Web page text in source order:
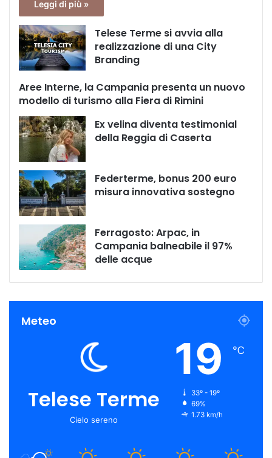
Leggi di più »
Telese Terme si avvia alla
realizzazione di una City
Branding
Aree Interne, la Campania presenta un nuovo
modello di turismo alla Fiera di Rimini
Ex velina diventa testimonial
della Reggia di Caserta
Federterme, bonus 200 euro
misura innovativa sostegno
Ferragosto: Arpac, in
Campania balneabile il 97%
delle acque
Meteo
Telese Terme
Cielo sereno
19 ℃
33º - 19º
69%
1.73 km/h